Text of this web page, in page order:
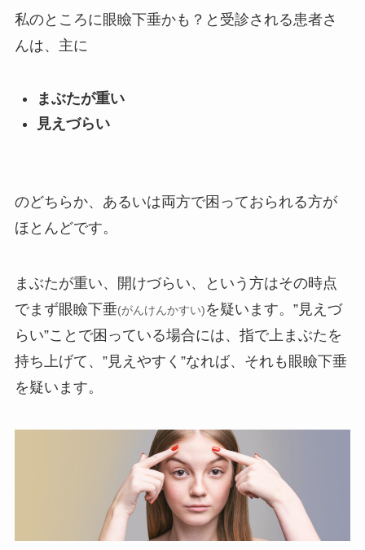
私のところに眼瞼下垂かも？と受診される患者さ
んは、主に
まぶたが重い
見えづらい
のどちらか、あるいは両方で困っておられる方が
ほとんどです。
まぶたが重い、開けづらい、という方はその時点
でまず眼瞼下垂(がんけんかすい)を疑います。”見えづ
らい”ことで困っている場合には、指で上まぶたを
持ち上げて、”見えやすく”なれば、それも眼瞼下垂
を疑います。